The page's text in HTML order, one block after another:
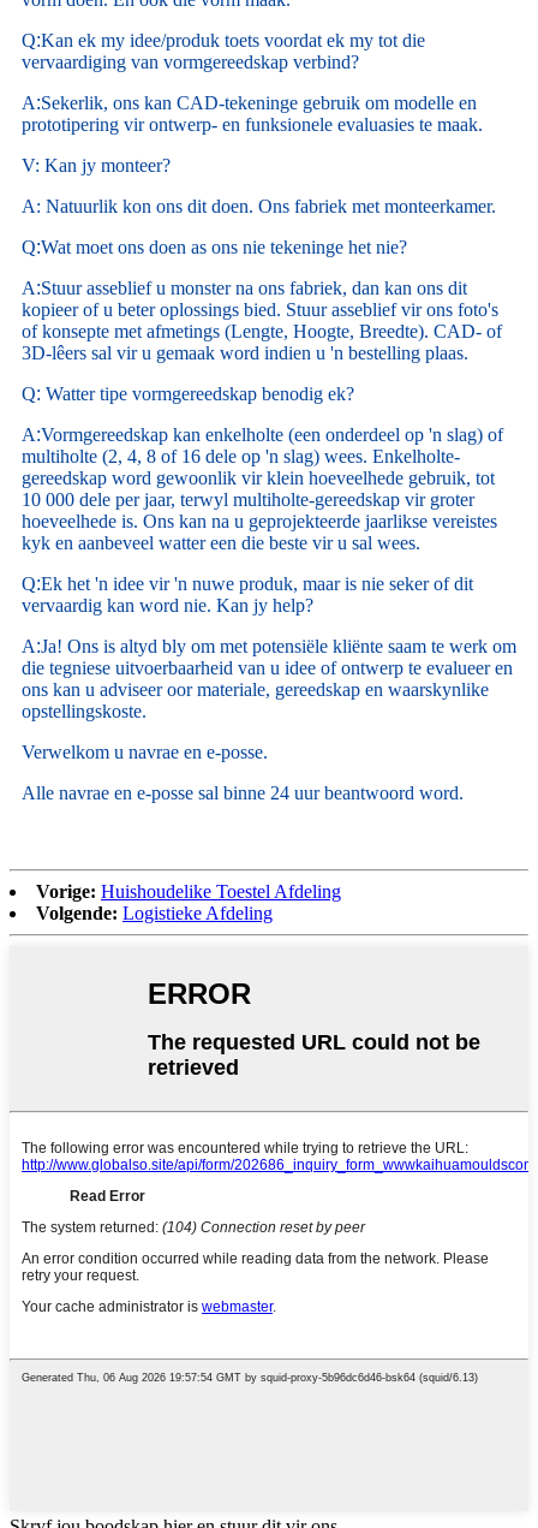
Q:Kan ek my idee/produk toets voordat ek my tot die
vervaardiging van vormgereedskap verbind?
A:Sekerlik, ons kan CAD-tekeninge gebruik om modelle en
prototipering vir ontwerp- en funksionele evaluasies te maak.
V: Kan jy monteer?
A: Natuurlik kon ons dit doen. Ons fabriek met monteerkamer.
Q:Wat moet ons doen as ons nie tekeninge het nie?
A:Stuur asseblief u monster na ons fabriek, dan kan ons dit
kopieer of u beter oplossings bied. Stuur asseblief vir ons foto's
of konsepte met afmetings (Lengte, Hoogte, Breedte). CAD- of
3D-lêers sal vir u gemaak word indien u 'n bestelling plaas.
Q: Watter tipe vormgereedskap benodig ek?
A:Vormgereedskap kan enkelholte (een onderdeel op 'n slag) of
multiholte (2, 4, 8 of 16 dele op 'n slag) wees. Enkelholte-
gereedskap word gewoonlik vir klein hoeveelhede gebruik, tot
10 000 dele per jaar, terwyl multiholte-gereedskap vir groter
hoeveelhede is. Ons kan na u geprojekteerde jaarlikse vereistes
kyk en aanbeveel watter een die beste vir u sal wees.
Q:Ek het 'n idee vir 'n nuwe produk, maar is nie seker of dit
vervaardig kan word nie. Kan jy help?
A:Ja! Ons is altyd bly om met potensiële kliënte saam te werk om
die tegniese uitvoerbaarheid van u idee of ontwerp te evalueer en
ons kan u adviseer oor materiale, gereedskap en waarskynlike
opstellingskoste.
Verwelkom u navrae en e-posse.
Alle navrae en e-posse sal binne 24 uur beantwoord word.
Vorige: Huishoudelike Toestel Afdeling
Volgende: Logistieke Afdeling